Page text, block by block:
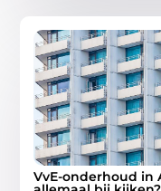
VvE-onderhoud in